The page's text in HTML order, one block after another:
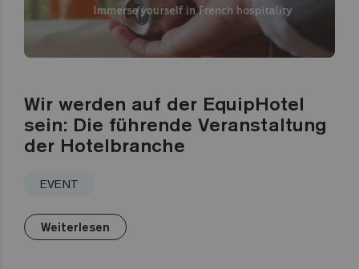
Wir werden auf der EquipHotel
sein: Die führende Veranstaltung
der Hotelbranche
EVENT
Weiterlesen